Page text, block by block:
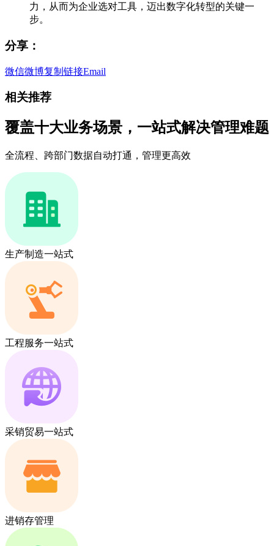
力，从而为企业选对工具，迈出数字化转型的关键一
步。
分享：
微信微博复制链接Email
相关推荐
覆盖十大业务场景，一站式解决管理难题
全流程、跨部门数据自动打通，管理更高效
生产制造一站式
工程服务一站式
采销贸易一站式
进销存管理